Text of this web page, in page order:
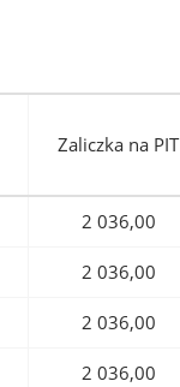
Zaliczka na PIT
2 036,00
2 036,00
2 036,00
2 036,00